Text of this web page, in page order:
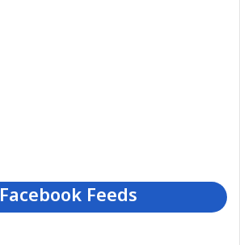
Facebook Feeds